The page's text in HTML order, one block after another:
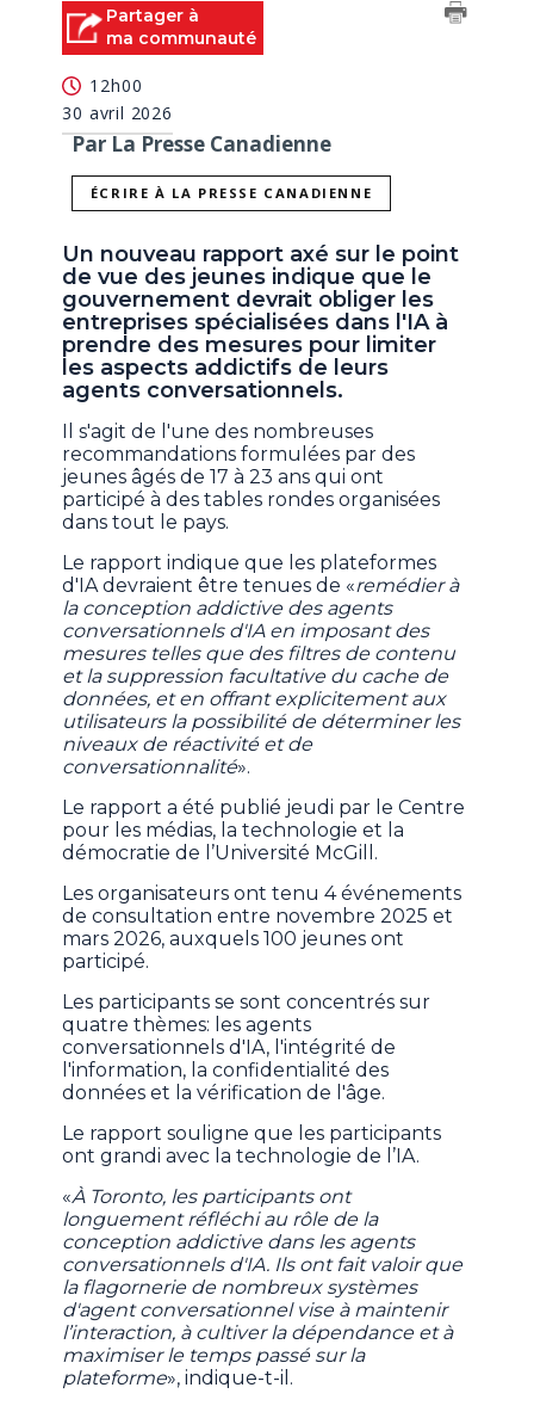
Partager à
ma communauté
12h00
30 avril 2026
Par La Presse Canadienne
ÉCRIRE À LA PRESSE CANADIENNE
Un nouveau rapport axé sur le point
de vue des jeunes indique que le
gouvernement devrait obliger les
entreprises spécialisées dans l'IA à
prendre des mesures pour limiter
les aspects addictifs de leurs
agents conversationnels.
Il s'agit de l'une des nombreuses
recommandations formulées par des
jeunes âgés de 17 à 23 ans qui ont
participé à des tables rondes organisées
dans tout le pays.
Le rapport indique que les plateformes
d'IA devraient être tenues de «remédier à
la conception addictive des agents
conversationnels d'IA en imposant des
mesures telles que des filtres de contenu
et la suppression facultative du cache de
données, et en offrant explicitement aux
utilisateurs la possibilité de déterminer les
niveaux de réactivité et de
conversationnalité».
Le rapport a été publié jeudi par le Centre
pour les médias, la technologie et la
démocratie de l’Université McGill.
Les organisateurs ont tenu 4 événements
de consultation entre novembre 2025 et
mars 2026, auxquels 100 jeunes ont
participé.
Les participants se sont concentrés sur
quatre thèmes: les agents
conversationnels d'IA, l'intégrité de
l'information, la confidentialité des
données et la vérification de l'âge.
Le rapport souligne que les participants
ont grandi avec la technologie de l’IA.
«À Toronto, les participants ont
longuement réfléchi au rôle de la
conception addictive dans les agents
conversationnels d'IA. Ils ont fait valoir que
la flagornerie de nombreux systèmes
d'agent conversationnel vise à maintenir
l’interaction, à cultiver la dépendance et à
maximiser le temps passé sur la
plateforme», indique-t-il.